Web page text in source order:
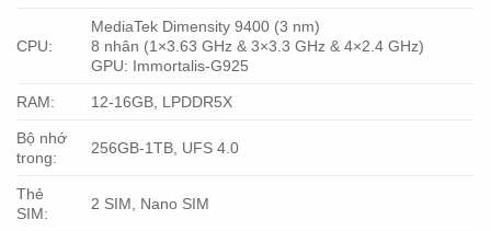
CPU:
MediaTek Dimensity 9400 (3 nm)
8 nhân (1×3.63 GHz & 3×3.3 GHz & 4×2.4 GHz)
GPU: Immortalis-G925
RAM: 12-16GB, LPDDR5X
Bộ nhớ
trong:
256GB-1TB, UFS 4.0
Thẻ
SIM:
2 SIM, Nano SIM